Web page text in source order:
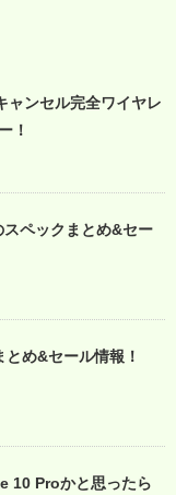
ャンセル完全ワイヤレ
！
ペックまとめ&セー
め&セール情報！
10 Proかと思ったら